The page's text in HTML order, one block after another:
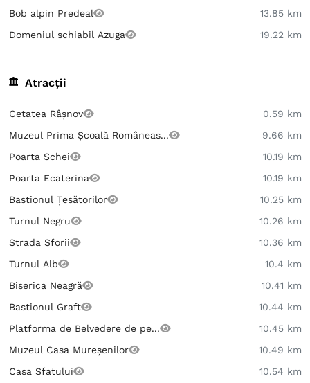
Bob alpin Predeal
13.85 km
Domeniul schiabil Azuga
19.22 km
Atracții
Cetatea Râșnov
0.59 km
Muzeul Prima Școală Româneas...
9.66 km
Poarta Schei
10.19 km
Poarta Ecaterina
10.19 km
Bastionul Țesătorilor
10.25 km
Turnul Negru
10.26 km
Strada Sforii
10.36 km
Turnul Alb
10.4 km
Biserica Neagră
10.41 km
Bastionul Graft
10.44 km
Platforma de Belvedere de pe...
10.45 km
Muzeul Casa Mureșenilor
10.49 km
Casa Sfatului
10.54 km